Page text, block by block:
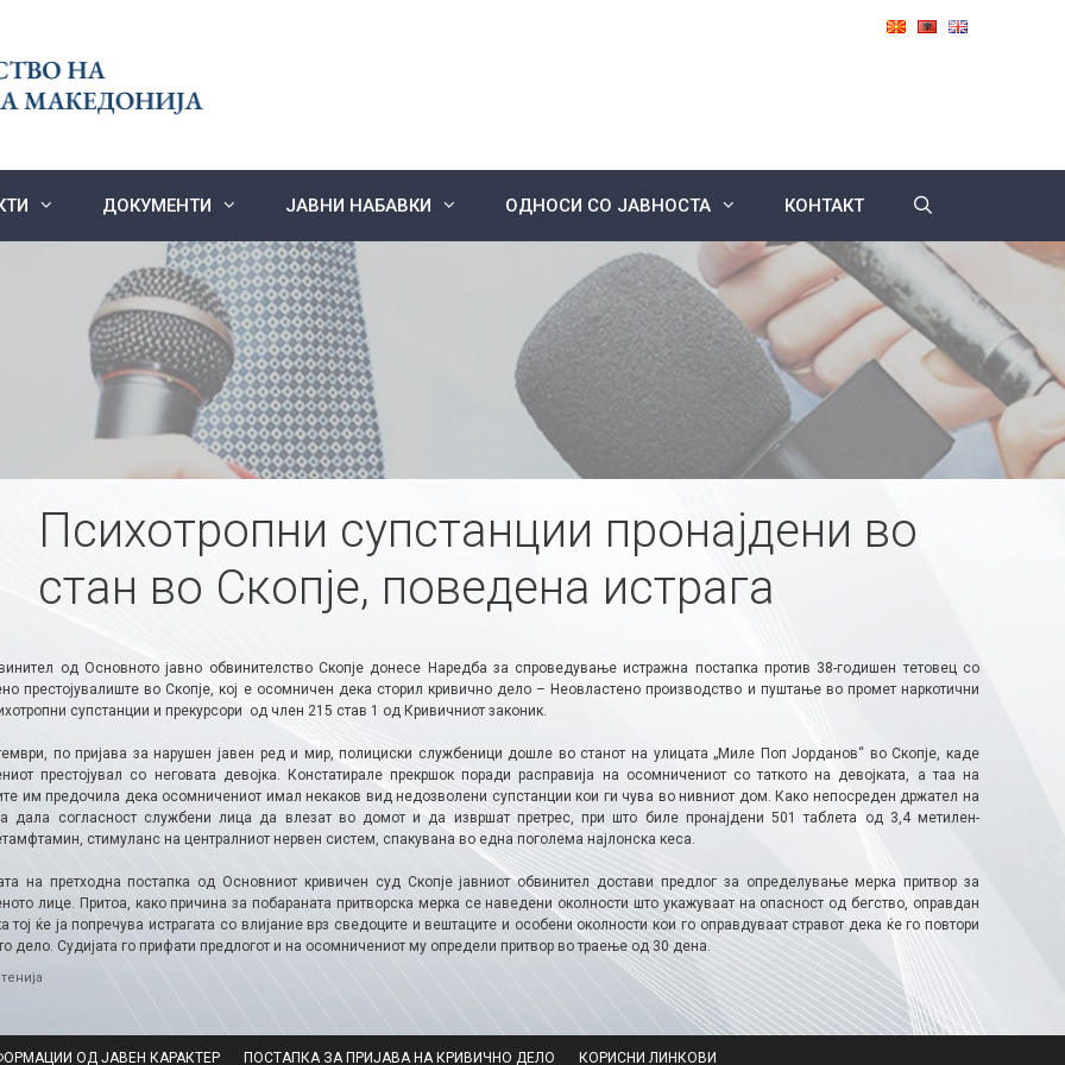
ДОКУМЕНТИ ЈАВНИ НАБАВКИ ОДНОСИ СО ЈАВНОСТА КОНТАКТ
Психотропни супстанции пронајдени во
стан во Скопје, поведена истрага
од Основното јавно обвинителство Скопје донесе Наредба за спроведување истражна постапка против 38-годишен тетовец со
престојувалиште во Скопје, кој е осомничен дека сторил кривично дело – Неовластено производство и пуштање во промет наркотични
супстанции и прекурсори од член 215 став 1 од Кривичниот законик.
по пријава за нарушен јавен ред и мир, полициски службеници дошле во станот на улицата „Миле Поп Јорданов“ во Скопје, каде
престојувал со неговата девојка. Констатирале прекршок поради расправија на осомничениот со таткото на девојката, а таа на
им предочила дека осомничениот имал некаков вид недозволени супстанции кои ги чува во нивниот дом. Како непосреден држател на
дала согласност службени лица да влезат во домот и да извршат претрес, при што биле пронајдени 501 таблета од 3,4 метилен-
стимуланс на централниот нервен систем, спакувана во една поголема најлонска кеса.
на претходна постапка од Основниот кривичен суд Скопје јавниот обвинител достави предлог за определување мерка притвор за
лице. Притоа, како причина за побараната притворска мерка се наведени околности што укажуваат на опасност од бегство, оправдан
тој ќе ја попречува истрагата со влијание врз сведоците и вештаците и особени околности кои го оправдуваат стравот дека ќе го повтори
дело. Судијата го прифати предлогот и на осомничениот му определи притвор во траење од 30 дена.
ОД ЈАВЕН КАРАКТЕР ПОСТАПКА ЗА ПРИЈАВА НА КРИВИЧНО ДЕЛО КОРИСНИ ЛИНКОВИ